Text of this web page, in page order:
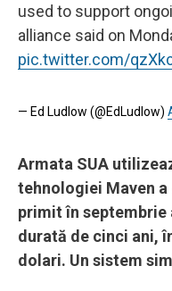
used to support
alliance said on
pic.twitter.com/
— Ed Ludlow (@EdLudlow)
Armata SUA
tehnologiei Maven
primit în septembrie
durată de cinci ani,
dolari. Un sistem